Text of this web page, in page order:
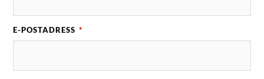
E-POSTADRESS *